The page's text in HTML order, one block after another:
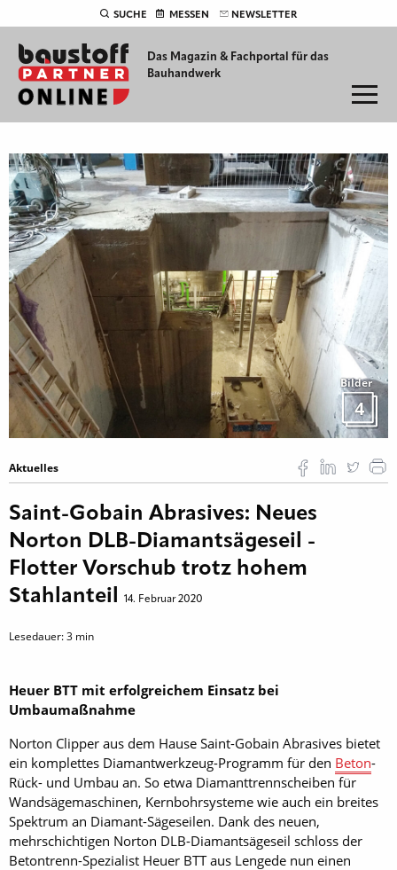
SUCHE MESSEN NEWSLETTER
Das Magazin & Fachportal für das
Bauhandwerk
Bilder
4
Aktuelles
Saint-Gobain Abrasives: Neues
Norton DLB-Diamantsägeseil -
Flotter Vorschub trotz hohem
Stahlanteil
14. Februar 2020
Lesedauer:3 min
Heuer BTT mit erfolgreichem Einsatz bei
Umbaumaßnahme
Norton Clipper aus dem Hause Saint-Gobain Abrasives bietet
ein komplettes Diamantwerkzeug-Programm für den Beton-
Rück- und Umbau an. So etwa Diamanttrennscheiben für
Wandsägemaschinen, Kernbohrsysteme wie auch ein breites
Spektrum an Diamant-Sägeseilen. Dank des neuen,
mehrschichtigen Norton DLB-Diamantsägeseil schloss der
Betontrenn-Spezialist Heuer BTT aus Lengede nun einen